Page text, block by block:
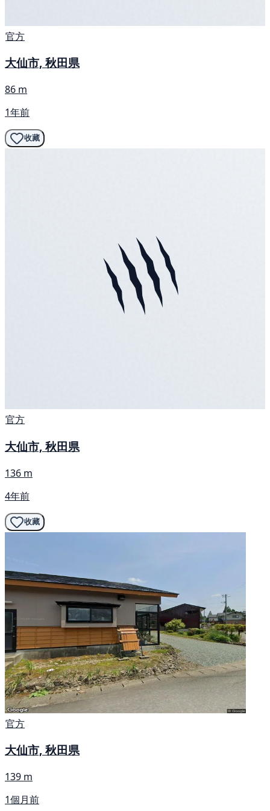
官方
大仙市, 秋田県
86 m
1年前
收藏
官方
大仙市, 秋田県
136 m
4年前
收藏
官方
大仙市, 秋田県
139 m
1個月前